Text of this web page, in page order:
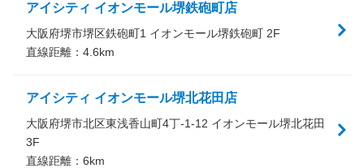
アイシティ イオンモール堺鉄砲町店
大阪府堺市堺区鉄砲町1 イオンモール堺鉄砲町 2F
直線距離： 4.6km
アイシティ イオンモール堺北花田店
大阪府堺市北区東浅香山町4丁-1-12 イオンモール堺北花田
3F
直線距離： 6km